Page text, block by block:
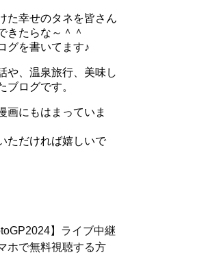
た幸せのタネを皆さん
きたらな～＾＾
グを書いてます♪
や、温泉旅行、美味し
ブログです。
画にもはまっていま
ただければ嬉しいで
】ライブ中継
ホで無料視聴する方